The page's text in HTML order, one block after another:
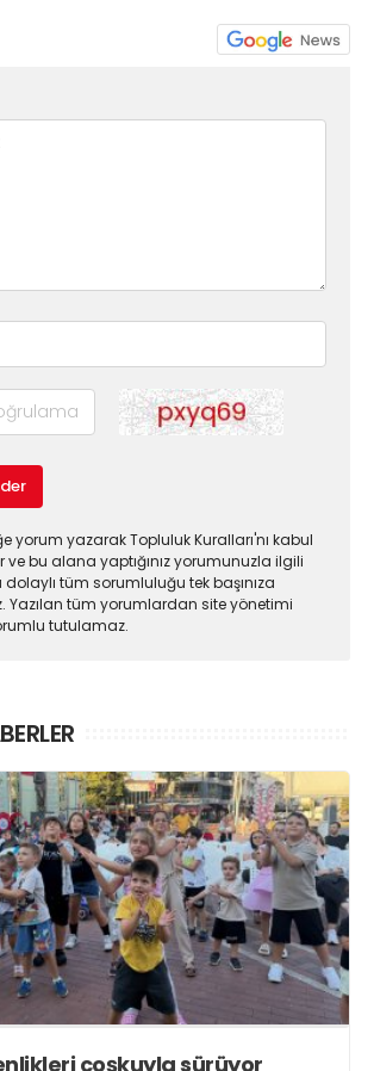
yorum yazarak Topluluk Kuralları'nı kabul
bu alana yaptığınız yorumunuzla ilgili
tüm sorumluluğu tek başınıza
Yazılan tüm yorumlardan site yönetimi
tutulamaz.
coşkuyla sürüyor